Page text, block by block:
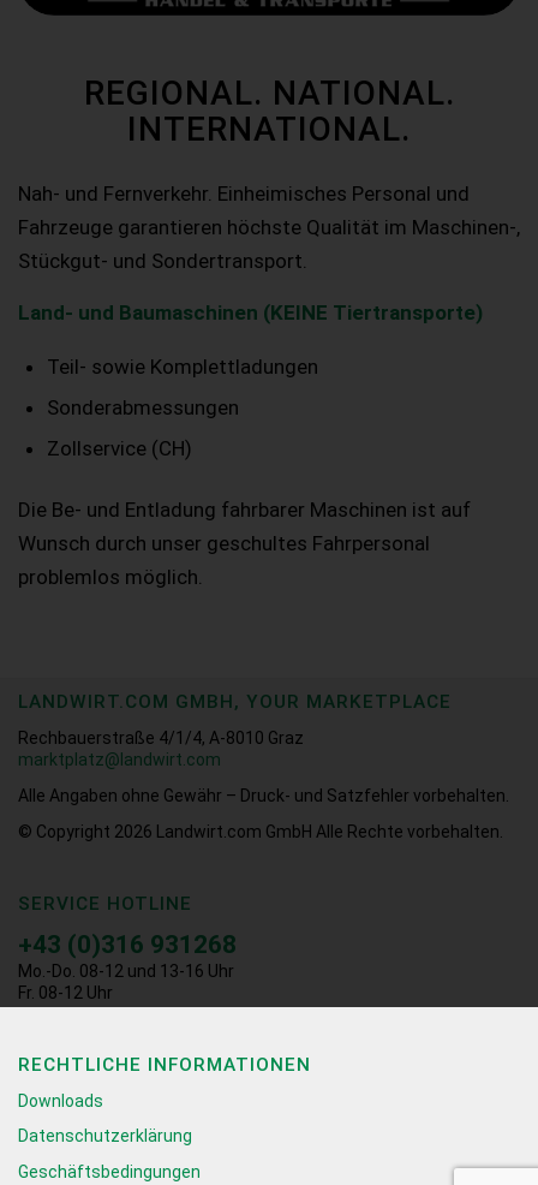
REGIONAL. NATIONAL.
INTERNATIONAL.
Nah- und Fernverkehr. Einheimisches Personal und
Fahrzeuge garantieren höchste Qualität im Maschinen-,
Stückgut- und Sondertransport.
Land- und Baumaschinen (KEINE Tiertransporte)
Teil- sowie Komplettladungen
Sonderabmessungen
Zollservice (CH)
Die Be- und Entladung fahrbarer Maschinen ist auf
Wunsch durch unser geschultes Fahrpersonal
problemlos möglich.
LANDWIRT.COM GMBH, YOUR MARKETPLACE
Rechbauerstraße 4/1/4, A-8010 Graz
marktplatz@landwirt.com
Alle Angaben ohne Gewähr – Druck- und Satzfehler vorbehalten.
© Copyright 2026
Landwirt.com GmbH Alle Rechte vorbehalten.
SERVICE HOTLINE
+43 (0)316 931268
Mo.-Do. 08-12 und 13-16 Uhr
Fr. 08-12 Uhr
RECHTLICHE INFORMATIONEN
Downloads
Datenschutzerklärung
Geschäftsbedingungen